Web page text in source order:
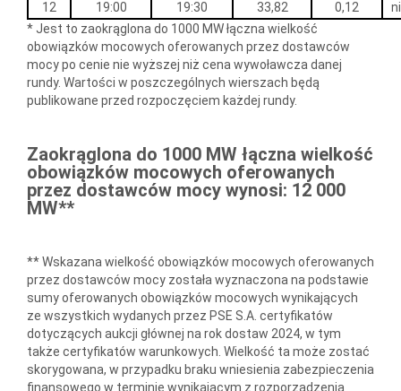
12 19:00 19:30 33,82 0,12
* Jest to zaokrąglona do 1000 MW łączna wielkość
obowiązków mocowych oferowanych przez dostawców
mocy po cenie nie wyższej niż cena wywoławcza danej
rundy. Wartości w poszczególnych wierszach będą
publikowane przed rozpoczęciem każdej rundy.
Zaokrąglona do 1000 MW łączna wielkość
obowiązków mocowych oferowanych
przez dostawców mocy wynosi: 12 000
MW**
** Wskazana wielkość obowiązków mocowych oferowanych
przez dostawców mocy została wyznaczona na podstawie
sumy oferowanych obowiązków mocowych wynikających
ze wszystkich wydanych przez PSE S.A. certyfikatów
dotyczących aukcji głównej na rok dostaw 2024, w tym
także certyfikatów warunkowych. Wielkość ta może zostać
skorygowana, w przypadku braku wniesienia zabezpieczenia
finansowego w terminie wynikającym z rozporządzenia